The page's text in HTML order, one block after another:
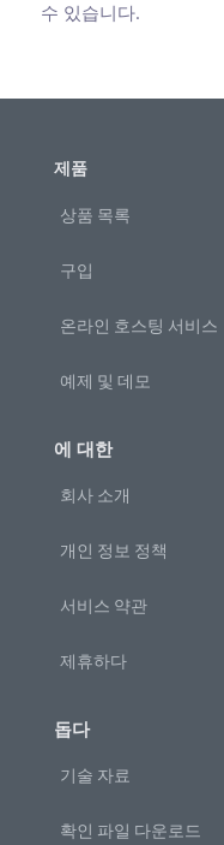
수 있습니다.
제품
상품 목록
구입
온라인 호스팅 서비스
예제 및 데모
에 대한
회사 소개
개인 정보 정책
서비스 약관
제휴하다
돕다
기술 자료
확인 파일 다운로드